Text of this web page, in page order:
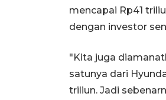
mencapai Rp41
dengan investor
"Kita juga
satunya dari
triliun. Jadi